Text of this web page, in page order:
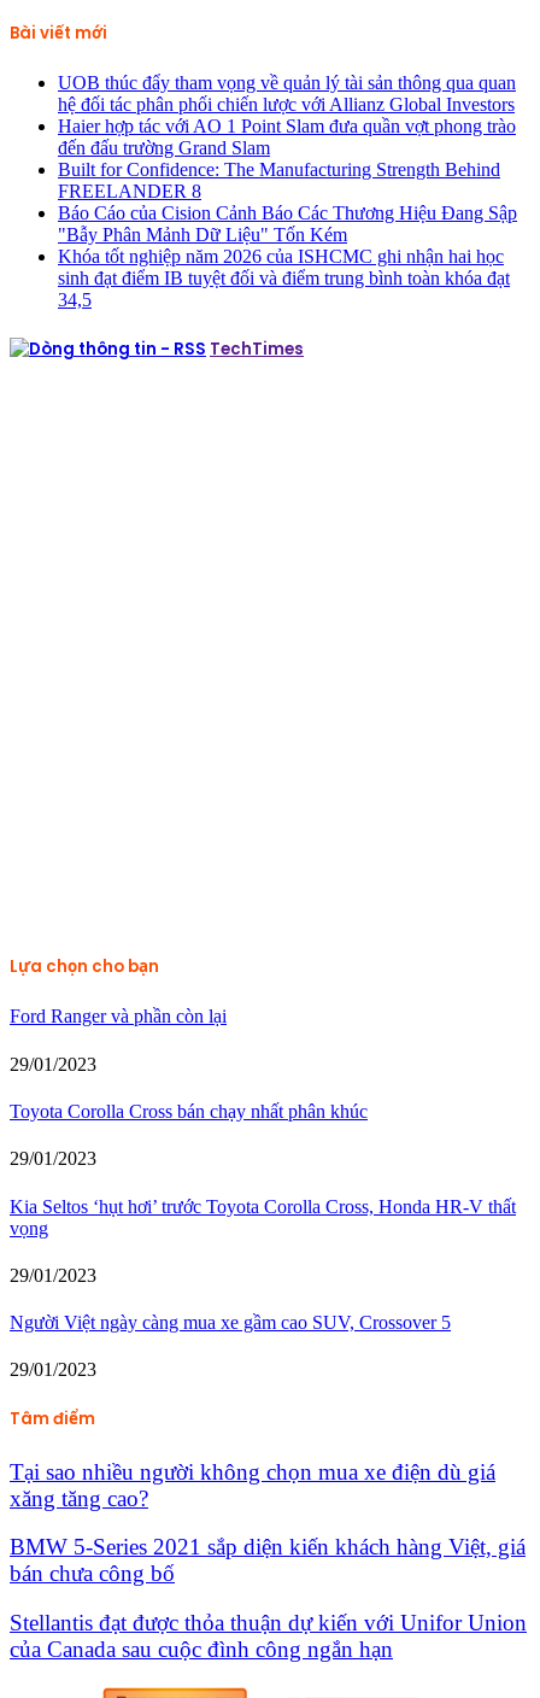
cho:
Bài viết mới
UOB thúc đẩy tham vọng về quản lý tài sản thông qua quan
hệ đối tác phân phối chiến lược với Allianz Global Investors
Haier hợp tác với AO 1 Point Slam đưa quần vợt phong trào
đến đấu trường Grand Slam
Built for Confidence: The Manufacturing Strength Behind
FREELANDER 8
Báo Cáo của Cision Cảnh Báo Các Thương Hiệu Đang Sập
"Bẫy Phân Mảnh Dữ Liệu" Tốn Kém
Khóa tốt nghiệp năm 2026 của ISHCMC ghi nhận hai học
sinh đạt điểm IB tuyệt đối và điểm trung bình toàn khóa đạt
34,5
TechTimes
Lựa chọn cho bạn
Ford Ranger và phần còn lại
29/01/2023
Toyota Corolla Cross bán chạy nhất phân khúc
29/01/2023
Kia Seltos ‘hụt hơi’ trước Toyota Corolla Cross, Honda HR-V thất
vọng
29/01/2023
Người Việt ngày càng mua xe gầm cao SUV, Crossover 5
29/01/2023
Tâm điểm
Tại sao nhiều người không chọn mua xe điện dù giá
xăng tăng cao?
BMW 5-Series 2021 sắp diện kiến khách hàng Việt, giá
bán chưa công bố
Stellantis đạt được thỏa thuận dự kiến ​​với Unifor Union
của Canada sau cuộc đình công ngắn hạn